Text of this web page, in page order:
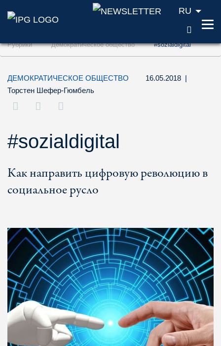
Перейти к содержанию (ключ доступа
Перейти к поиску (ключ доступа '2')
Перейти к навигации (ключ доступа '3')
RU
Рубрики Демократическое общество #sozialdigital
ДЕМОКРАТИЧЕСКОЕ ОБЩЕСТВО 16.05.2018 |
Торстен Шефер-Гюмбель
#sozialdigital
Как направить цифровую революцию в
социальное русло